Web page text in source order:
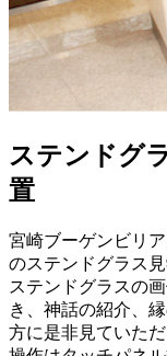
ステンドグ
置
宮崎ブーゲンビリ
のステンドグラス
ステンドグラスの
き、神話の紹介、
方に是非見ていた